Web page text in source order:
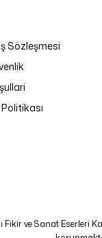
Sözleşmesi
ve Sanat